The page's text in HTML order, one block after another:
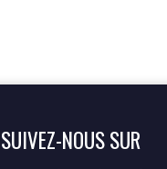
SUIVEZ-NOUS SUR